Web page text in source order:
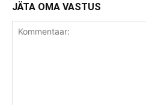
JÄTA OMA VASTUS